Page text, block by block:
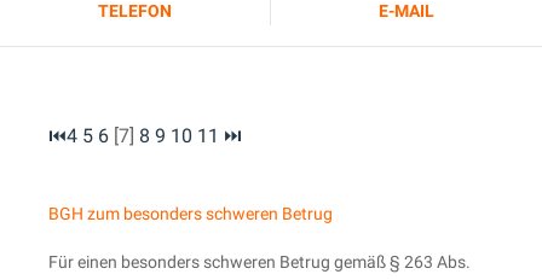
TELEFON E-MAIL
⏮4 5 6 [7] 8 9 10 11 ⏭
BGH zum besonders schweren Betrug
Für einen besonders schweren Betrug gemäß § 263 Abs.